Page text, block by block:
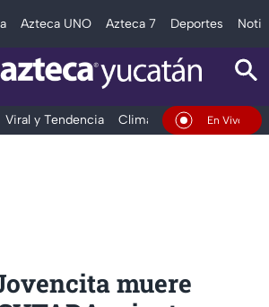
Azteca UNO Azteca 7 Deportes
Viral y Tendencia Clima DeportesEn Vivo
muere